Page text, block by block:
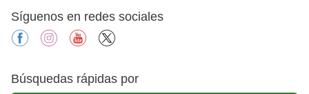
Síguenos en redes sociales
facebookinstagramyoutube
Búsquedas rápidas por